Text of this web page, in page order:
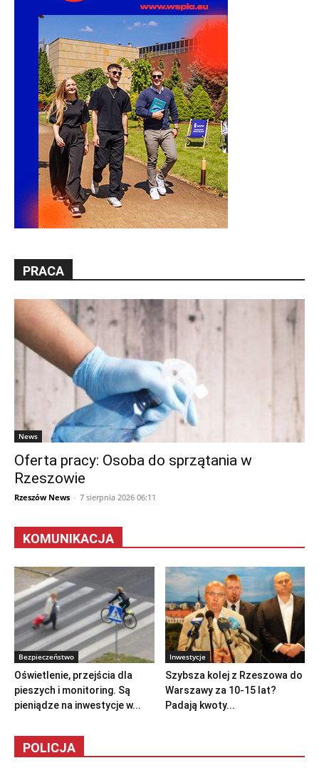
PRACA
News
Oferta pracy: Osoba do sprzątania w
Rzeszowie
Rzeszów News - 7 sierpnia 2026 06:11
KOMUNIKACJA
Bezpieczeństwo
Oświetlenie, przejścia dla
pieszych i monitoring. Są
pieniądze na inwestycje w...
Inwestycje
Szybsza kolej z Rzeszowa do
Warszawy za 10-15 lat?
Padają kwoty...
POLICJA